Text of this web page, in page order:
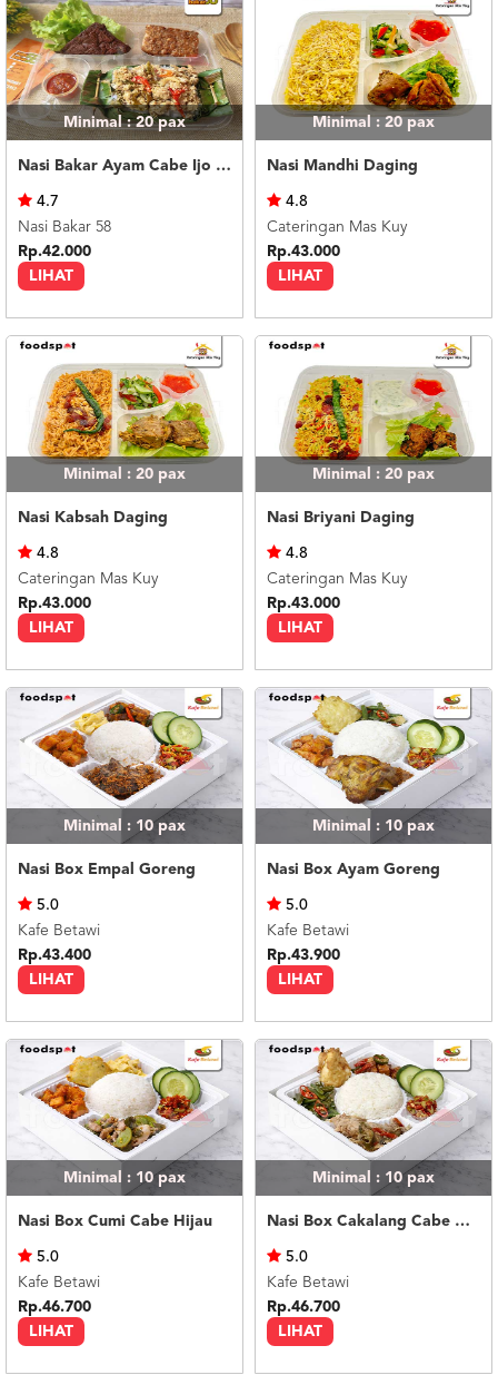
Minimal : 20pax
Nasi Bakar Ayam Cabe Ijo + Tahu Tempe
LIHAT
4.7
Nasi Bakar 58
Rp.42.000
Minimal : 20pax
Nasi Mandhi Daging
LIHAT
4.8
Cateringan Mas Kuy
Rp.43.000
Minimal : 20 pax
Nasi Kabsah Daging
LIHAT
4.8
Cateringan Mas Kuy
Rp.43.000
Minimal : 20 pax
Nasi Briyani Daging
LIHAT
4.8
Cateringan Mas Kuy
Rp.43.000
Minimal : 10 pax
Nasi Box Empal Goreng
LIHAT
5.0
Kafe Betawi
Rp.43.400
Minimal : 10pax
Nasi Box Ayam Goreng
LIHAT
5.0
Kafe Betawi
Rp.43.900
Minimal : 10pax
Nasi Box Cumi Cabe Hijau
LIHAT
5.0
Kafe Betawi
Rp.46.700
Minimal : 10pax
Nasi Box Cakalang Cabe Hijau
LIHAT
5.0
Kafe Betawi
Rp.46.700